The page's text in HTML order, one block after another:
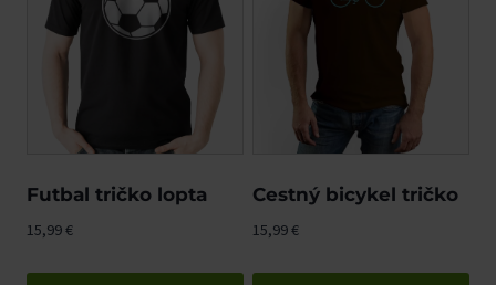
Futbal tričko lopta
15,99€
Cestný bicykel tričko
15,99€